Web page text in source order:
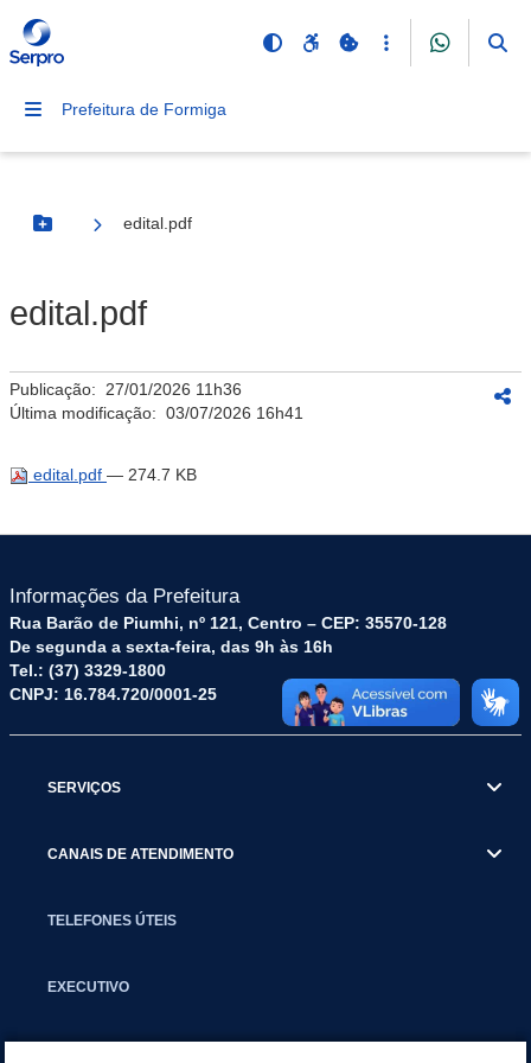
Prefeitura de Formiga
Botão Menu
edital.pdf
edital.pdf
Publicação: 27/01/2026 11h36
Última modificação: 03/07/2026 16h41
edital.pdf — 274.7 KB
Informações da Prefeitura
Rua Barão de Piumhi, nº 121, Centro – CEP: 35570-128
De segunda a sexta-feira, das 9h às 16h
Tel.: (37) 3329-1800
CNPJ: 16.784.720/0001-25
SERVIÇOS
CANAIS DE ATENDIMENTO
TELEFONES ÚTEIS
EXECUTIVO